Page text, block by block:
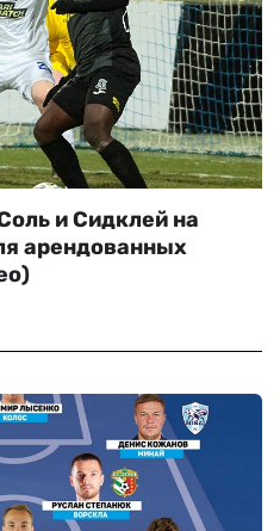
и Сидклей на
арендованных